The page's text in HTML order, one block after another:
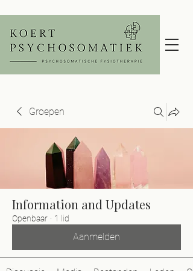
Groepen
Information and Updates
Openbaar · 1 lid
Aanmelden